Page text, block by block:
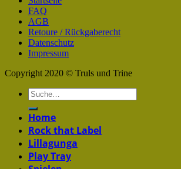
FAQ
AGB
Retoure / Rückgaberecht
Datenschutz
Impressum
Copyright 2020 © Truls und Trine
Home
Rock that Label
Lillagunga
Play Tray